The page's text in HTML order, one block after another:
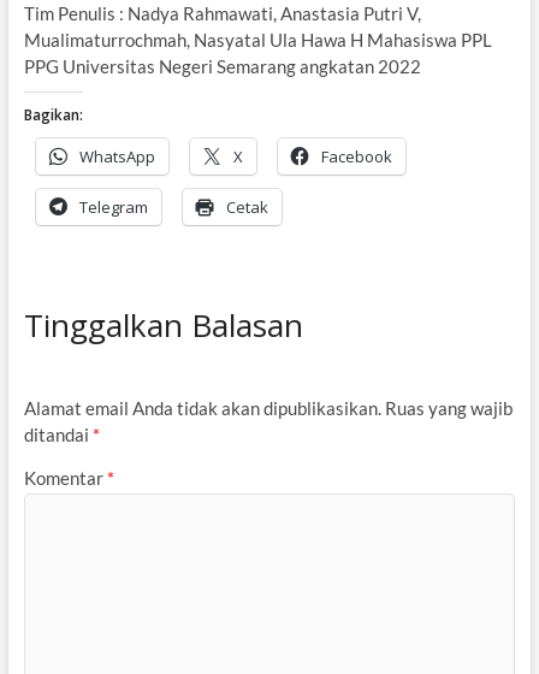
Tim Penulis : Nadya Rahmawati, Anastasia Putri V,
Mualimaturrochmah, Nasyatal Ula Hawa H Mahasiswa PPL
PPG Universitas Negeri Semarang angkatan 2022
Bagikan:
WhatsApp X Facebook
Telegram Cetak
Tinggalkan Balasan
Alamat email Anda tidak akan dipublikasikan. Ruas yang wajib
ditandai *
Komentar *